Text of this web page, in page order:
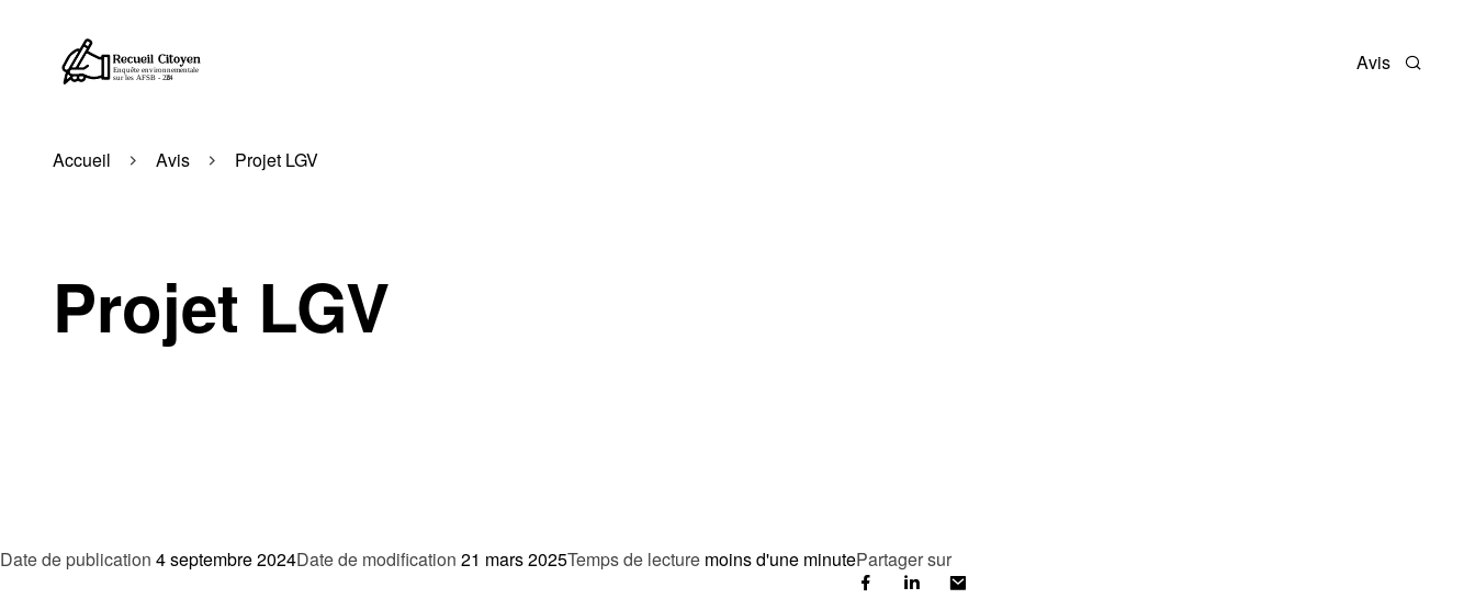
Avis
Accueil Avis Projet LGV
Projet LGV
Date de publication 4 septembre 2024Date de modification 21 mars 2025Temps de lecture moins d'une minutePartager sur